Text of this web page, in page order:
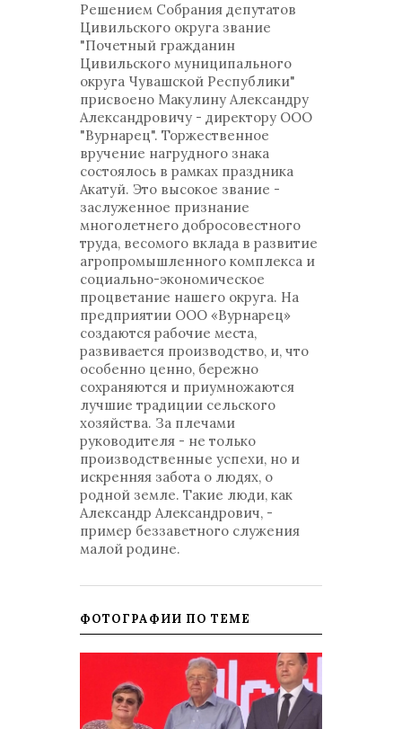
Решением Собрания депутатов
Цивильского округа звание
"Почетный гражданин
Цивильского муниципального
округа Чувашской Республики"
присвоено Макулину Александру
Александровичу - директору ООО
"Вурнарец". Торжественное
вручение нагрудного знака
состоялось в рамках праздника
Акатуй. Это высокое звание -
заслуженное признание
многолетнего добросовестного
труда, весомого вклада в развитие
агропромышленного комплекса и
социально-экономическое
процветание нашего округа. На
предприятии ООО «Вурнарец»
создаются рабочие места,
развивается производство, и, что
особенно ценно, бережно
сохраняются и приумножаются
лучшие традиции сельского
хозяйства. За плечами
руководителя - не только
производственные успехи, но и
искренняя забота о людях, о
родной земле. Такие люди, как
Александр Александрович, -
пример беззаветного служения
малой родине.
ФОТОГРАФИИ ПО ТЕМЕ